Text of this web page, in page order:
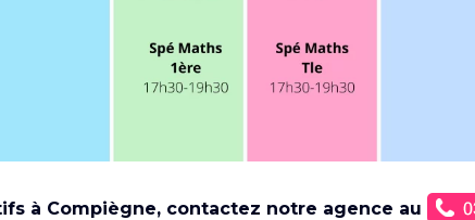
à Compiègne, contactez notre agence au